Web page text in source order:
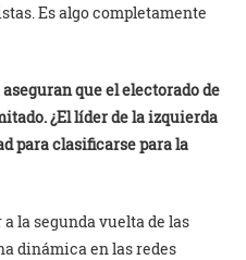
Es algo completamente
que el electorado de
¿El líder de la izquierda
para clasificarse para la
la segunda vuelta de las
dinámica en las redes